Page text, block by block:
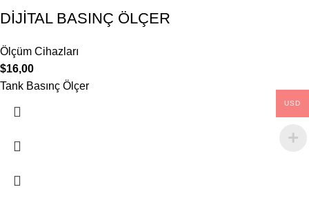
DİJİTAL BASINÇ ÖLÇER
Ölçüm Cihazları
$16,00
Tank Basınç Ölçer
USD